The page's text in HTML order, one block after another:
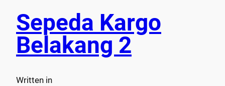
Sepeda Kargo
Belakang 2
Written in